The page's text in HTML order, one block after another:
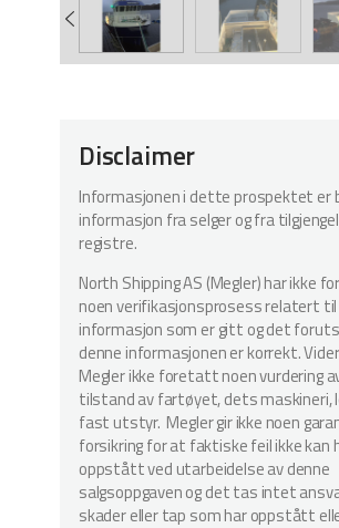
Disclaimer
Informasjonen i dette prospektet er
informasjon fra selger og fra
registre.
North Shipping AS (Megler) har ikke
noen verifikasjonsprosess relatert til
informasjon som er gitt og det
denne informasjonen er korrekt.
Megler ikke foretatt noen vurdering
tilstand av fartøyet, dets maskineri,
fast utstyr. Megler gir ikke noen
forsikring for at faktiske feil ikke kan
oppstått ved utarbeidelse av denne
salgsoppgaven og det tas intet
skader eller tap som har oppstått